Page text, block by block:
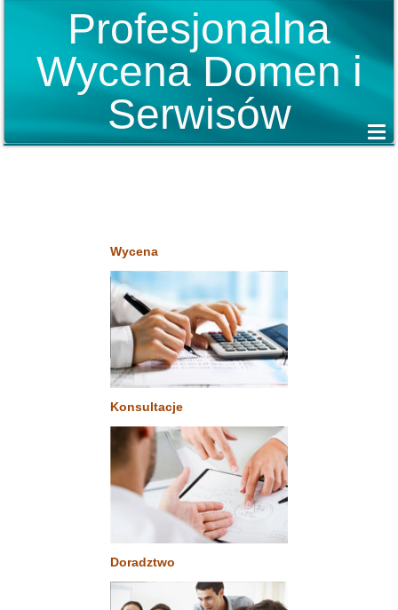
Profesjonalna
Wycena Domen i
Serwisów
Wycena
Konsultacje
Doradztwo